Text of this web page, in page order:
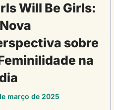
Will Be Girls:
sobre
na
março de 2025